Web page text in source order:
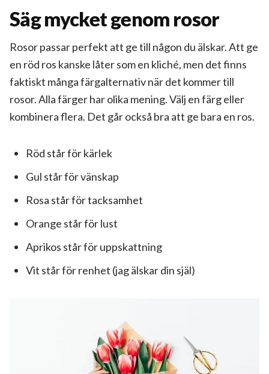
Säg mycket genom rosor
Rosor passar perfekt att ge till någon du älskar. Att ge
en röd ros kanske låter som en kliché, men det finns
faktiskt många färgalternativ när det kommer till
rosor. Alla färger har olika mening. Välj en färg eller
kombinera flera. Det går också bra att ge bara en ros.
Röd står för kärlek
Gul står för vänskap
Rosa står för tacksamhet
Orange står för lust
Aprikos står för uppskattning
Vit står för renhet (jag älskar din själ)